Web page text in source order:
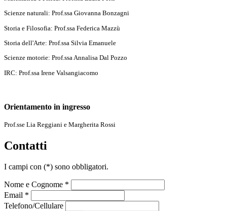
Scienze naturali: Prof.ssa Giovanna Bonzagni
Storia e Filosofia: Prof.ssa Federica Mazzù
Storia dell'Arte: Prof.ssa Silvia Emanuele
Scienze motorie: Prof.ssa Annalisa Dal Pozzo
IRC: Prof.ssa Irene Valsangiacomo
Orientamento in ingresso
Prof.sse Lia Reggiani e Margherita Rossi
Contatti
I campi con (*) sono obbligatori.
Nome e Cognome *
Email *
Telefono/Cellulare